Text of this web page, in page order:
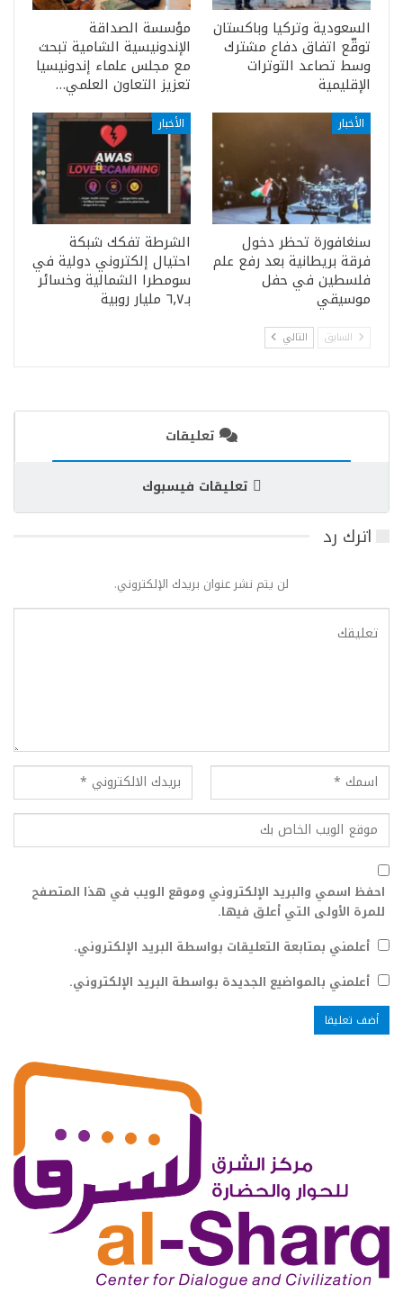
السعودية وتركيا وباكستان
توقّع اتفاق دفاع مشترك
وسط تصاعد التوترات
الإقليمية
مؤسسة الصداقة
الإندونيسية الشامية تبحث
مع مجلس علماء إندونيسيا
تعزيز التعاون العلمي…
الأخبار
سنغافورة تحظر دخول
فرقة بريطانية بعد رفع علم
فلسطين في حفل
موسيقي
الأخبار
الشرطة تفكك شبكة
احتيال إلكتروني دولية في
سومطرا الشمالية وخسائر
بـ٦٫٧ مليار روبية
السابق التالي
تعليقات
تعليقات فيسبوك
اترك رد
لن يتم نشر عنوان بريدك الإلكتروني.
احفظ اسمي والبريد الإلكتروني وموقع الويب في هذا المتصفح
للمرة الأولى التي أعلق فيها.
أعلمني بمتابعة التعليقات بواسطة البريد الإلكتروني.
أعلمني بالمواضيع الجديدة بواسطة البريد الإلكتروني.